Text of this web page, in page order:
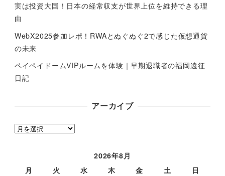
実は投資大国！日本の経常収支が世界上位を維持できる理
由
WebX2025参加レポ！RWAとぬぐぬぐ2で感じた仮想通貨
の未来
ペイペイドームVIPルームを体験｜早期退職者の福岡遠征
日記
アーカイブ
ア
2026年8月
月
火 水 木 金 土
日